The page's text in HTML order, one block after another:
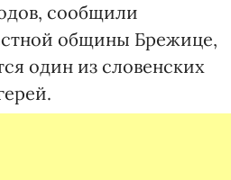
сообщили
общины Брежице,
один из словенских